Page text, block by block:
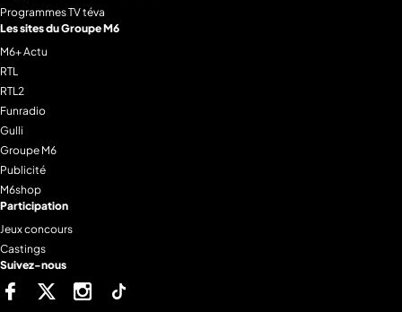
Programmes TV téva
Les sites du Groupe M6
M6+ Actu
RTL
RTL2
Funradio
Gulli
Groupe M6
Publicité
M6shop
Participation
Jeux concours
Castings
Suivez-nous
FacebookTwitter Instagram